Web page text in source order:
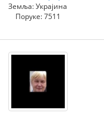
Земља: Украјина
Поруке: 7511